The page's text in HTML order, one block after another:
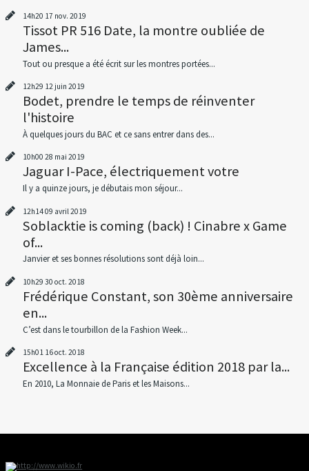
14h20 17 nov. 2019
Tissot PR 516 Date, la montre oubliée de
James...
Tout ou presque a été écrit sur les montres portées...
12h29 12 juin 2019
Bodet, prendre le temps de réinventer
l'histoire
À quelques jours du BAC et ce sans entrer dans des...
10h00 28 mai 2019
Jaguar I-Pace, électriquement votre
Il y a quinze jours, je débutais mon séjour...
12h1409 avril 2019
Soblacktie is coming (back) ! Cinabre x Game
of...
Janvier et ses bonnes résolutions sont déjà loin...
10h29 30 oct. 2018
Frédérique Constant, son 30ème anniversaire
en...
C’est dans le tourbillon de la Fashion Week...
15h01 16oct. 2018
Excellence à la Française édition 2018 par la...
En 2010, La Monnaie de Paris et les Maisons...